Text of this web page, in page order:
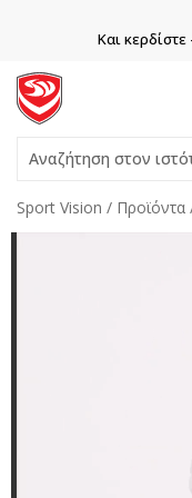
Και
Αναζήτηση στον
Sport Vision Προϊόντα